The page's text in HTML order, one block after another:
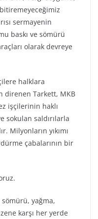
sermayenin
baskı ve sömürü
olarak devreye
halklara
direnen Tarkett, MKB
işçilerinin haklı
sokulan saldırılarla
Milyonların yıkımı
çabalarının bir
yağma,
karşı her yerde